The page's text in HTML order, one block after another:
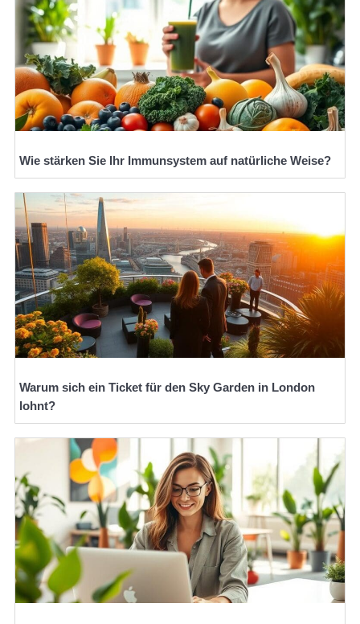
Wie stärken Sie Ihr Immunsystem auf natürliche Weise?
Warum sich ein Ticket für den Sky Garden in London
lohnt?